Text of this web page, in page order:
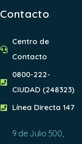
Contacto
Centro de
Contacto
0800-222-
CIUDAD (248323)
Línea Directa 147
9 de Julio 500,